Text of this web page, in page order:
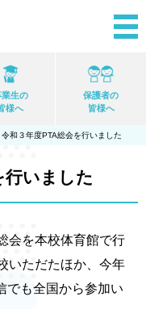
業生の
様へ
保護者の
皆様へ
令和３年度PTA総会を行いました
行いました
会を本校体育館で行
いただたほか、今年
でも全国から参加い